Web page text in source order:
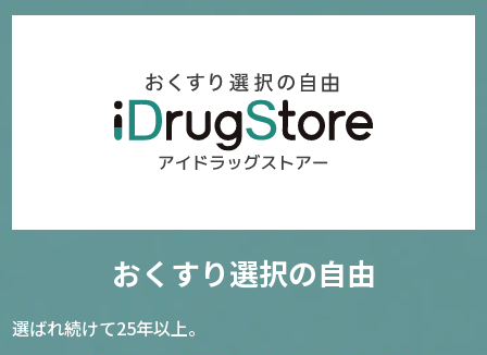
おくすり選択の自由
選ばれ続けて25年以上。